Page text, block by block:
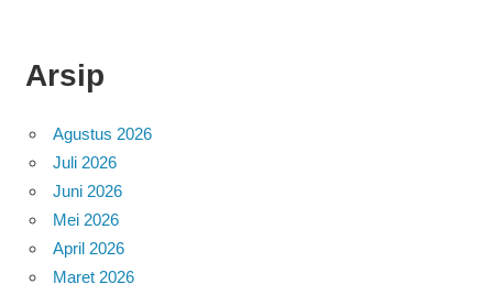
Arsip
Agustus 2026
Juli 2026
Juni 2026
Mei 2026
April 2026
Maret 2026